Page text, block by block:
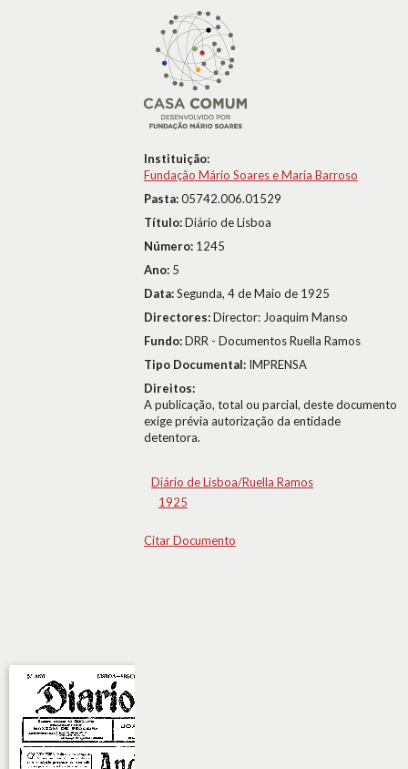
Instituição:
Fundação Mário Soares e Maria Barroso
Pasta:05742.006.01529
Título:Diário de Lisboa
Número: 1245
Ano: 5
Data:Segunda, 4 de Maio de 1925
Directores:Director: Joaquim Manso
Fundo:DRR - Documentos Ruella Ramos
Tipo Documental: IMPRENSA
Direitos:
A publicação, total ou parcial, deste documento
exige prévia autorização da entidade
detentora.
Diário de Lisboa/Ruella Ramos
1925
Citar Documento